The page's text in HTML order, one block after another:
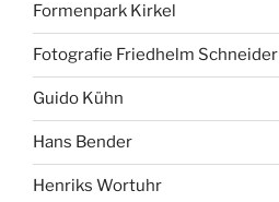
Formenpark Kirkel
Fotografie Friedhelm Schneider
Guido Kühn
Hans Bender
Henriks Wortuhr